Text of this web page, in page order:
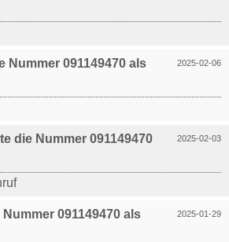
2025-02-06
Nummer 091149470 als
2025-02-03
die Nummer 091149470
2025-01-29
091149470 als